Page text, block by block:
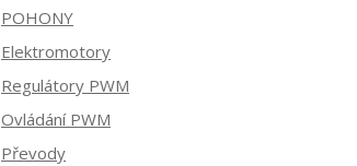
POHONY
Elektromotory
Regulátory PWM
Ovládání PWM
Převody